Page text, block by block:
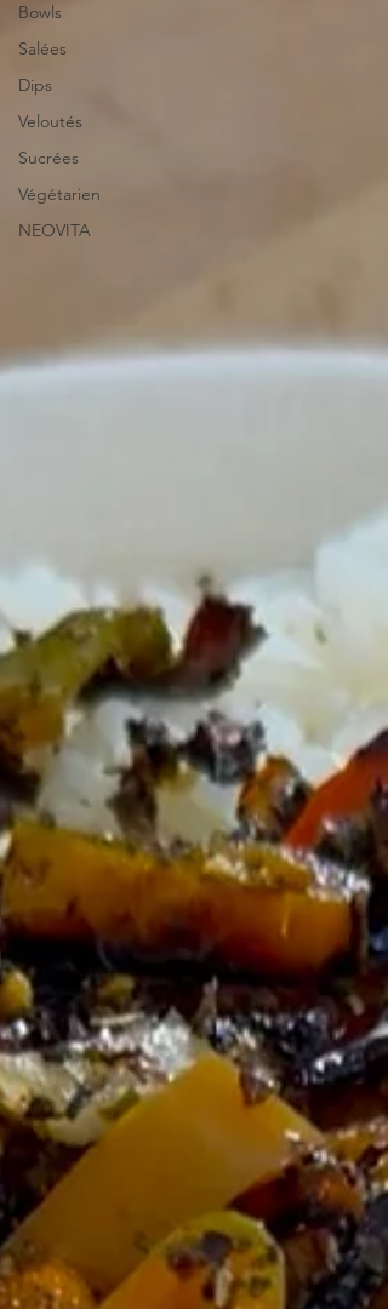
Bowls
Salées
Dips
Veloutés
Sucrées
Végétarien
NEOVITA